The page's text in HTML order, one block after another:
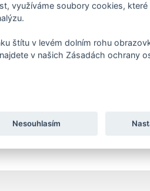
využíváme soubory cookies,
štítu v levém dolním rohu
v našich Zásadách ochrany
Nesouhlasím